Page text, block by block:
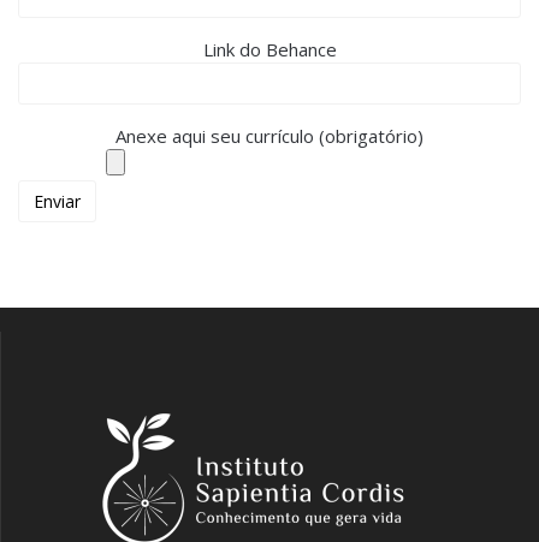
Link do Behance
Anexe aqui seu currículo (obrigatório)